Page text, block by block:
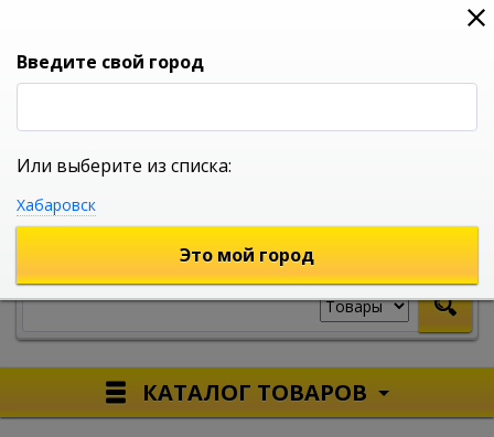
0
УНИВЕРСАЛЬНЫЙ ИНТЕРНЕТ МАГАЗИН
КАТАЛОГ ТОВАРОВ
Введите свой город
Или выберите из списка:
Хабаровск
Это мой город